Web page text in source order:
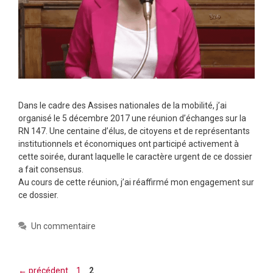
Dans le cadre des Assises nationales de la mobilité, j’ai
organisé le 5 décembre 2017 une réunion d’échanges sur la
RN 147. Une centaine d’élus, de citoyens et de représentants
institutionnels et économiques ont participé activement à
cette soirée, durant laquelle le caractère urgent de ce dossier
a fait consensus.
Au cours de cette réunion, j’ai réaffirmé mon engagement sur
ce dossier.
Un commentaire
← précédent Page
1 Page
2